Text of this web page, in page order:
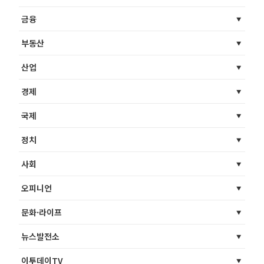
금융
부동산
산업
경제
국제
정치
사회
오피니언
문화·라이프
뉴스발전소
이투데이TV